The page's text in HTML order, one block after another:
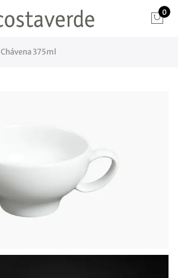
0
Chávena 375ml